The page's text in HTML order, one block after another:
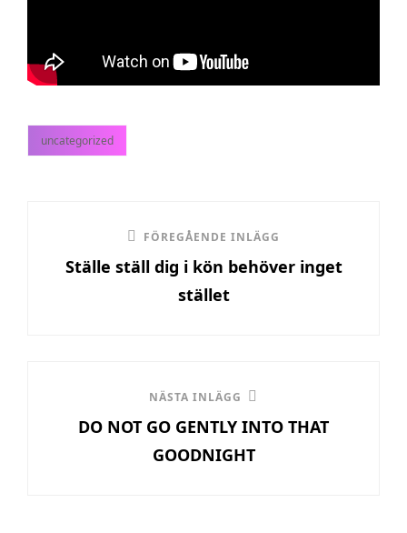
kategorier
uncategorized
Föregående
inlägg
FÖREGÅENDE INLÄGG
Ställe ställ dig i kön behöver inget
stället
inlägg
NÄSTA INLÄGG
DO NOT GO GENTLY INTO THAT
GOODNIGHT